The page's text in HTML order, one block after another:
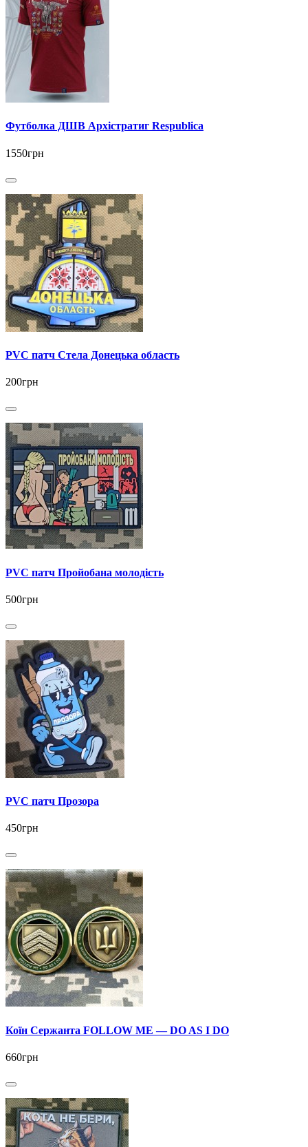
Футболка ДШВ Архістратиг Respublica
1550грн
PVC патч Стела Донецька область
200грн
PVC патч Пройобана молодість
500грн
PVC патч Прозора
450грн
Коїн Сержанта FOLLOW ME — DO AS I DO
660грн